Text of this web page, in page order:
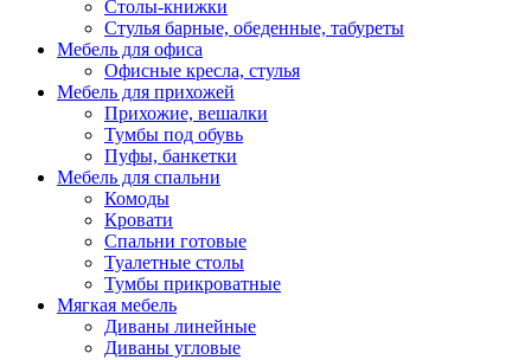
Столы-книжки
Стулья барные, обеденные, табуреты
Мебель для офиса
Офисные кресла, стулья
Мебель для прихожей
Прихожие, вешалки
Тумбы под обувь
Пуфы, банкетки
Мебель для спальни
Комоды
Кровати
Спальни готовые
Туалетные столы
Тумбы прикроватные
Мягкая мебель
Диваны линейные
Диваны угловые